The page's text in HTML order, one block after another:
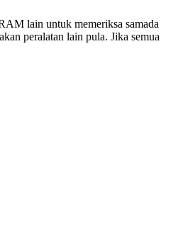
lain untuk memeriksa samada
peralatan lain pula. Jika semua